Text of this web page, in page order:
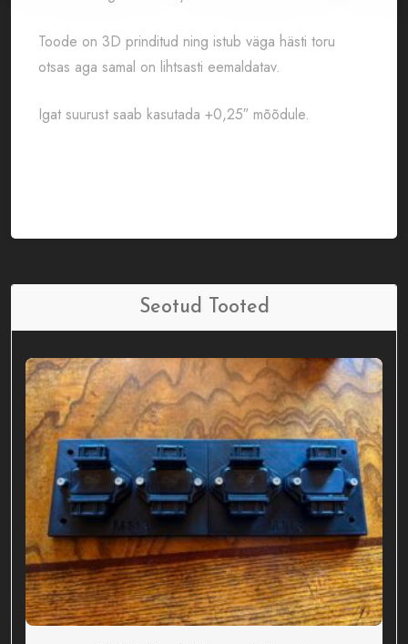
Toode on 3D prinditud ning istub väga hästi toru
otsas aga samal on lihtsasti eemaldatav.
Igat suurust saab kasutada +0,25″ mõõdule.
Seotud Tooted